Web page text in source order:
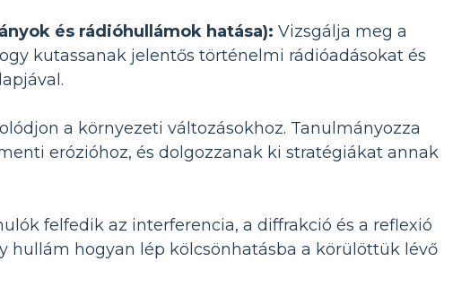
és rádióhullámok hatása): Vizsgálja meg a
kutassanak jelentős történelmi rádióadásokat és
a környezeti változásokhoz. Tanulmányozza
erózióhoz, és dolgozzanak ki stratégiákat annak
felfedik az interferencia, a diffrakció és a reflexió
hullám hogyan lép kölcsönhatásba a körülöttük lévő